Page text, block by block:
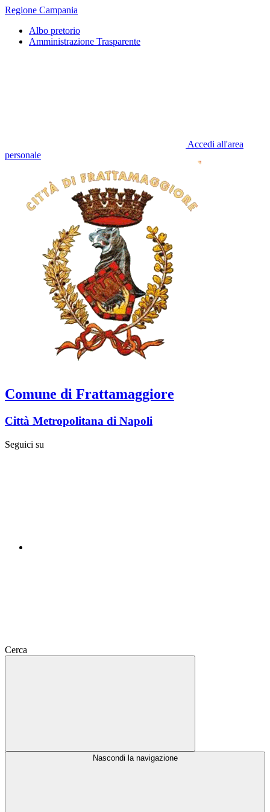
Regione Campania
Albo pretorio
Amministrazione Trasparente
Accedi all'area
personale
Comune di Frattamaggiore
Città Metropolitana di Napoli
Seguici su
Cerca
Nascondi la navigazione